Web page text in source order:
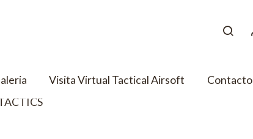
Visita Virtual Tactical Airsoft
Contacto